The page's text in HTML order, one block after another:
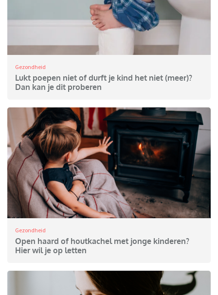
Gezondheid
Lukt poepen niet of durft je kind het niet (meer)?
Dan kan je dit proberen
Gezondheid
Open haard of houtkachel met jonge kinderen?
Hier wil je op letten